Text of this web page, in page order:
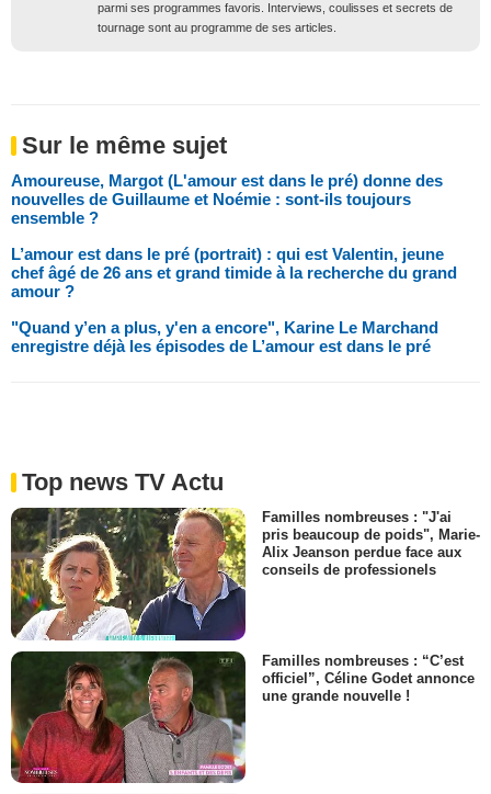
parmi ses programmes favoris. Interviews, coulisses et secrets de
tournage sont au programme de ses articles.
Sur le même sujet
Amoureuse, Margot (L'amour est dans le pré) donne des
nouvelles de Guillaume et Noémie : sont-ils toujours
ensemble ?
L’amour est dans le pré (portrait) : qui est Valentin, jeune
chef âgé de 26 ans et grand timide à la recherche du grand
amour ?
"Quand y’en a plus, y'en a encore", Karine Le Marchand
enregistre déjà les épisodes de L’amour est dans le pré
Top news TV Actu
Familles nombreuses : "J'ai
pris beaucoup de poids", Marie-
Alix Jeanson perdue face aux
conseils de professionels
Familles nombreuses : “C’est
officiel”, Céline Godet annonce
une grande nouvelle !